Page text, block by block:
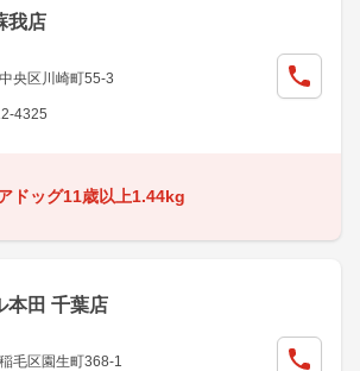
我店
央区川崎町55-3
4325
ドッグ11歳以上1.44kg
本田 千葉店
毛区園生町368-1